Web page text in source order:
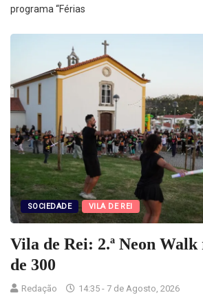
programa “Férias
SOCIEDADE VILA DE REI
Vila de Rei: 2.ª Neon
de 300
Redação 14:35 - 7 de Agosto, 2026